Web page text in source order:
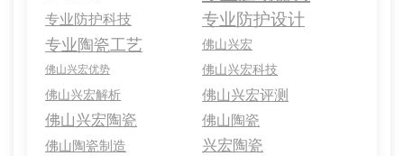
专业防护科技 专业防护设计
专业陶瓷工艺 佛山兴宏
佛山兴宏优势
佛山兴宏科技
佛山兴宏解析
佛山兴宏评测
佛山兴宏陶瓷 佛山陶瓷
佛山陶瓷制造 兴宏陶瓷